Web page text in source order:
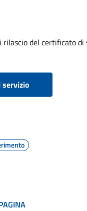
rilascio del certificato
servizio